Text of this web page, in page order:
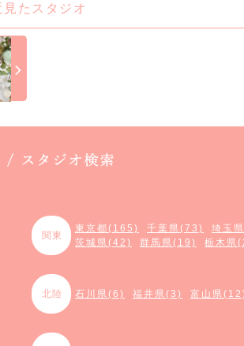
見たスタジオ
関東
東京都(165) 千葉県(73) 埼玉
茨城県(42)
群馬県(19) 栃木県
北陸 石川県(6) 福井県(3) 富山県(12)